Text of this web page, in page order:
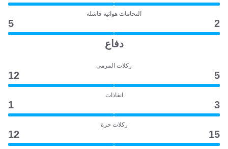
التحامات هوائية فاشلة
2
5
دفاع
ركلات المرمى
5
12
انقاذات
3
1
ركلات حرة
15
12